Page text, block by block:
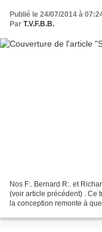
Publié le 24/07/2014 à
Par T.V.F.B.B.
Nos F:. Bernard R:. et
(voir article précédent) . Ce
la conception remonte à